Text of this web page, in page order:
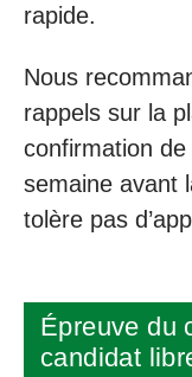
rapide.
Nous
rappels sur la
confirmation
semaine avant
tolère pas
Épreuve du
candidat